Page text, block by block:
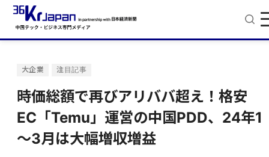
大企業 注目記事
時価総額で再びアリババ超え！格安
EC「Temu」運営の中国PDD、24年1
～3月は大幅増収増益